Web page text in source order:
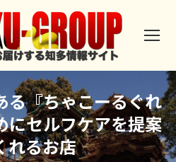
る『ちゃこーるぐれ
にセルフケアを提案
れるお店